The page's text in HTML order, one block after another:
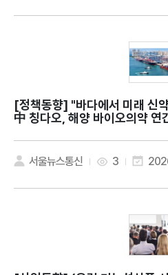
[정책동향]
中 칭다오, 해양 바이오의약 연
서울뉴스통신 3